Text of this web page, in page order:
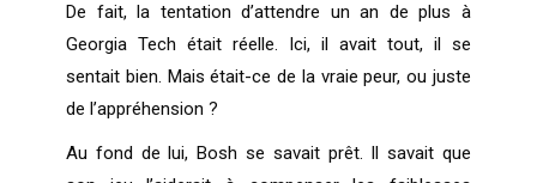
De fait, la tentation d’attendre un an de plus à
Georgia Tech était réelle. Ici, il avait tout, il se
sentait bien. Mais était-ce de la vraie peur, ou juste
de l’appréhension ?
Au fond de lui, Bosh se savait prêt. Il savait que